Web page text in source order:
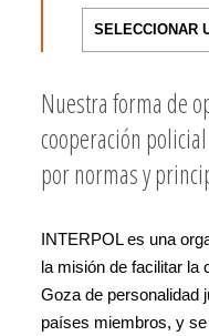
Nuestra forma de
cooperación
por normas y
INTERPOL es una
la misión de facilitar la
Goza de personalidad
países miembros, y